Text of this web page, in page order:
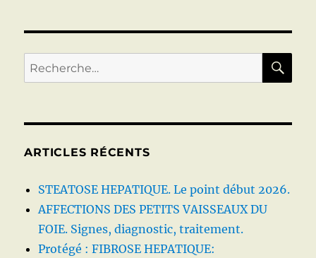
Recherche
pour :
ARTICLES RÉCENTS
STEATOSE HEPATIQUE. Le point début 2026.
AFFECTIONS DES PETITS VAISSEAUX DU
FOIE. Signes, diagnostic, traitement.
Protégé : FIBROSE HEPATIQUE: